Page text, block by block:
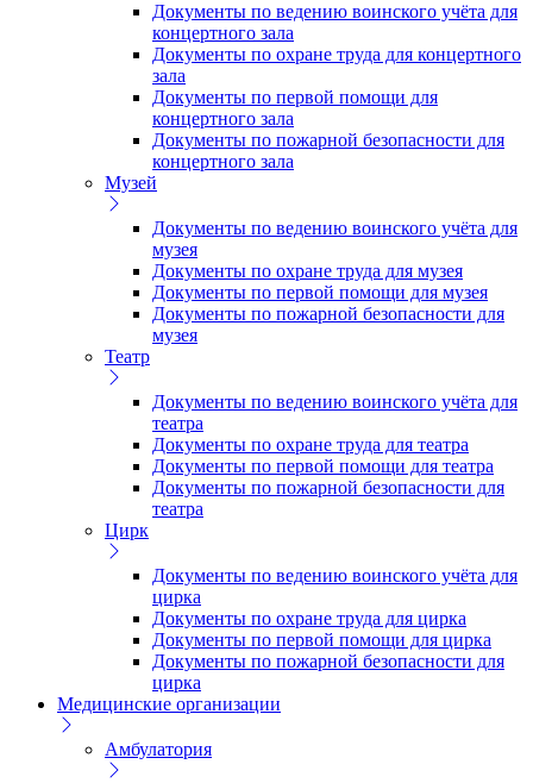
Документы по ведению воинского учёта для
концертного зала
Документы по охране труда для концертного
зала
Документы по первой помощи для
концертного зала
Документы по пожарной безопасности для
концертного зала
Музей
Документы по ведению воинского учёта для
музея
Документы по охране труда для музея
Документы по первой помощи для музея
Документы по пожарной безопасности для
музея
Театр
Документы по ведению воинского учёта для
театра
Документы по охране труда для театра
Документы по первой помощи для театра
Документы по пожарной безопасности для
театра
Цирк
Документы по ведению воинского учёта для
цирка
Документы по охране труда для цирка
Документы по первой помощи для цирка
Документы по пожарной безопасности для
цирка
Медицинские организации
Амбулатория